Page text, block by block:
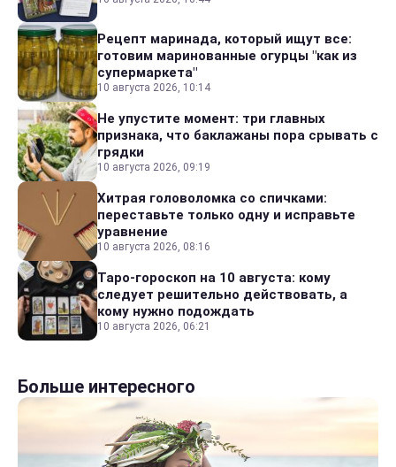
Рецепт маринада, который ищут все:
готовим маринованные огурцы "как из
супермаркета"
10 августа 2026, 10:14
Не упустите момент: три главных
признака, что баклажаны пора срывать с
грядки
10 августа 2026, 09:19
Хитрая головоломка со спичками:
переставьте только одну и исправьте
уравнение
10 августа 2026, 08:16
Таро-гороскоп на 10 августа: кому
следует решительно действовать, а
кому нужно подождать
10 августа 2026, 06:21
Больше интересного